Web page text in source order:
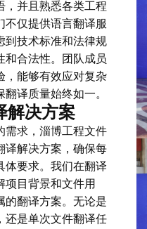
，并且熟悉各类工程
不仅提供语言翻译服
到技术标准和法律规
和合法性。团队成员
，能够有效应对复杂
译质量始终如一。
解决方案
需求，淄博工程文件
译解决方案，确保每
体要求。我们在翻译
项目背景和文件用
的翻译方案。无论是
还是单次文件翻译任